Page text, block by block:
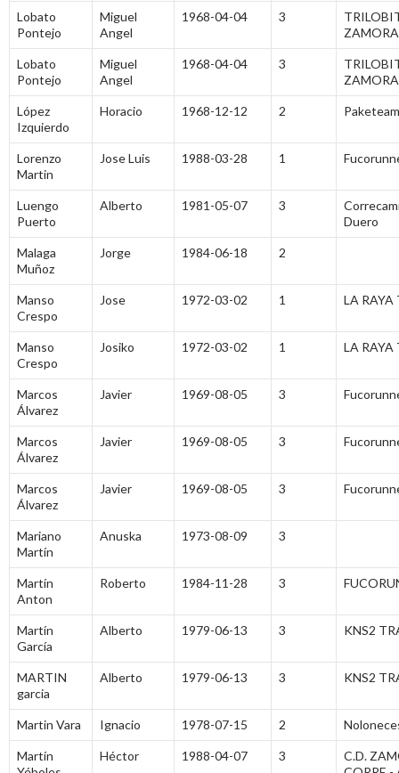
Lobato
Pontejo
Miguel
Angel
1968-04-04 3
ZAMORA
Lobato
Pontejo
Miguel
Angel
1968-04-04 3
ZAMORA
López
Izquierdo
Horacio 1968-12-12 2 Paketeam
Lorenzo
Martin
Jose Luis 1988-03-28 1
Luengo
Puerto
Alberto 1981-05-07 3
Duero
Malaga
Muñoz
Jorge 1984-06-18 2
Manso
Crespo
Jose 1972-03-02 1 LA RAYA
Manso
Crespo
Josiko 1972-03-02 1 LA RAYA
Marcos
Álvarez
Javier 1969-08-05 3
Marcos
Álvarez
Javier 1969-08-05 3
Marcos
Álvarez
Javier 1969-08-05 3
Mariano
Martín
Anuska 1973-08-09 3
Martín
Anton
Roberto 1984-11-28 3
Martín
García
Alberto 1979-06-13 3 KNS2
MARTIN
garcia
Alberto 1979-06-13 3 KNS2
Martin Vara Ignacio 1978-07-15 2
Martín
Héctor 1988-04-07 3
C.D.